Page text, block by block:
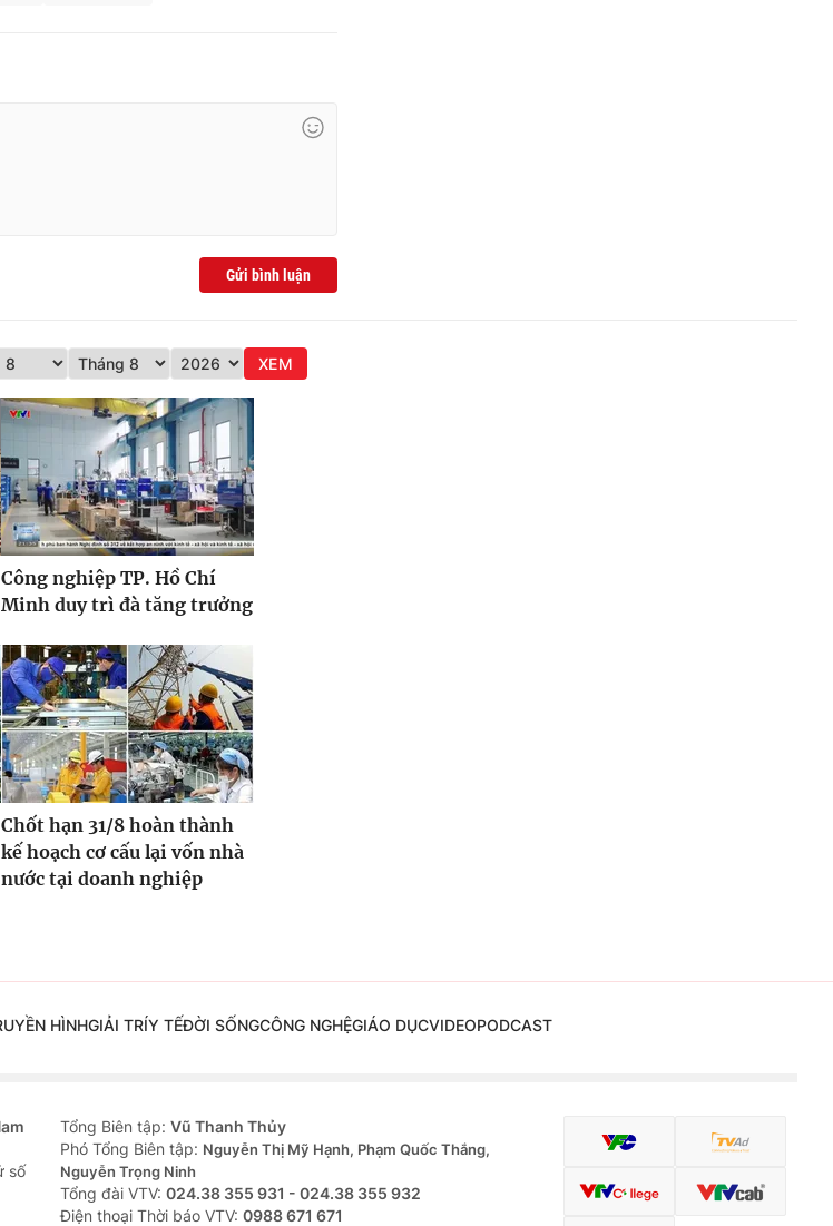
Gửi bình luận
XEM
Công nghiệp TP. Hồ Chí
Minh duy trì đà tăng trưởng
Chốt hạn 31/8 hoàn thành
kế hoạch cơ cấu lại vốn nhà
nước tại doanh nghiệp
HÌNHGIẢI TRÍY TẾĐỜI SỐNGCÔNG NGHỆGIÁO DỤCVIDEOPODCAST
số
Tổng Biên tập: Vũ Thanh Thủy
Phó Tổng Biên tập: Nguyễn Thị Mỹ Hạnh, Phạm Quốc Thắng,
Nguyễn Trọng Ninh
Tổng đài VTV: 024.38 355 931 - 024.38 355 932
Ðiện thoại Thời báo VTV: 0988 671 671